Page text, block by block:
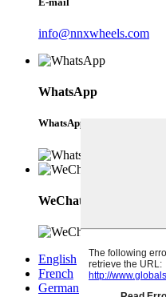
info@nnxwheels.com
WhatsApp
WhatsApp
WeChat
English
French
German